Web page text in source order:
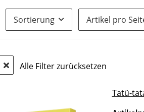
Sortierung Artikel pro
Alle Filter zurücksetzen
Tatü-